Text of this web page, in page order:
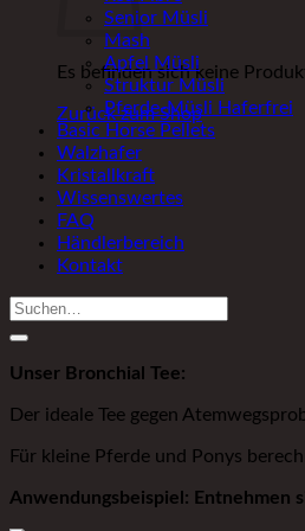
Es befinden sich keine
Zurück zum Shop
Senior Müsli
Mash
Apfel Müsli
Struktur Müsli
Pferde-Müsli Haferfrei
Basic Horse Pellets
Walzhafer
Kristallkraft
Wissenswertes
FAQ
Händlerbereich
Kontakt
Suchen
Unser Bronchial Tee:
Der ideale Tee gegen
Für kleine Pferde und Ponys
Anwendungsbeispiel: Entnehmen